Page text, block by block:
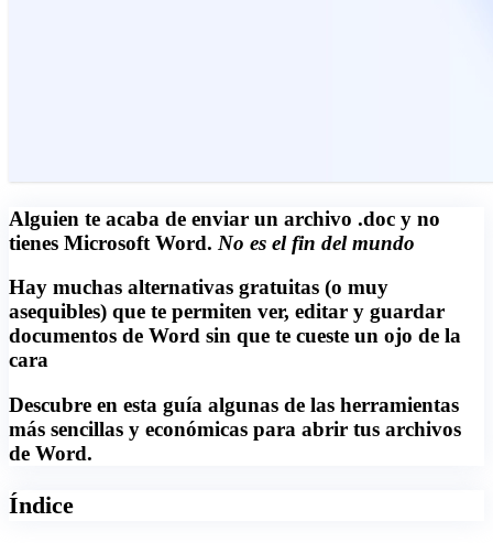
Alguien te acaba de enviar un archivo .doc y no
tienes Microsoft Word. No es el fin del mundo
Hay muchas alternativas gratuitas (o muy
asequibles) que te permiten ver, editar y guardar
documentos de Word sin que te cueste un ojo de la
cara
Descubre en esta guía algunas de las herramientas
más sencillas y económicas para abrir tus archivos
de Word.
Índice